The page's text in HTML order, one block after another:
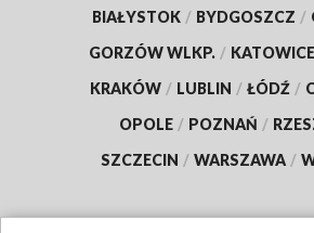
BIAŁYSTOK / BYDGOSZCZ /
GORZÓW WLKP. / KATOWICE
KRAKÓW / LUBLIN / ŁÓDŹ /
OPOLE / POZNAŃ /
SZCZECIN / WARSZAWA /